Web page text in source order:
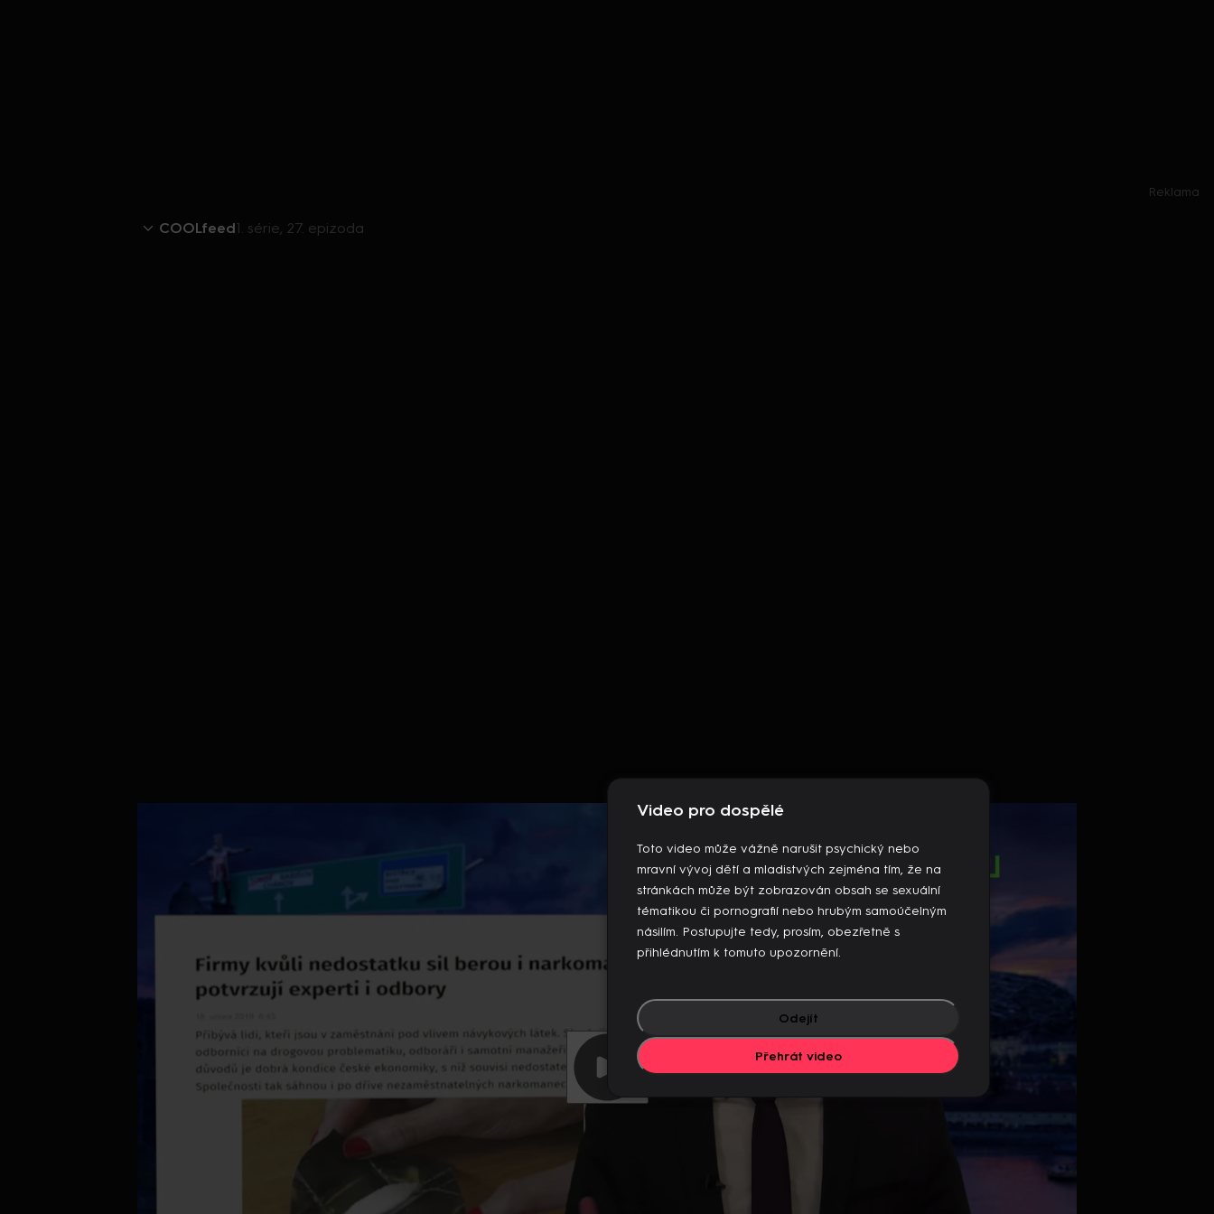
Video pro dospělé
Toto video může vážně narušit psychický nebo
mravní vývoj dětí a mladistvých zejména tím, že na
stránkách může být zobrazován obsah se sexuální
tématikou či pornografií nebo hrubým samoúčelným
násilím. Postupujte tedy, prosím, obezřetně s
přihlédnutím k tomuto upozornění.
Odejít
Přehrát video
Reklama
COOLfeed1. série, 27. epizoda
Aktuálně je přehráváno příliš mnoho videí současně. Pokud chcete pokračovat v přehrávání na tomto zařízení, ukončete přehrávání na
Více o limitu změn zařízení